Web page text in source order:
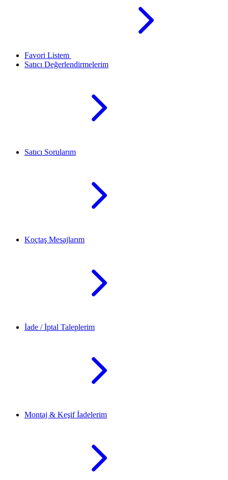
Favori Listem
Satıcı Değerlendirmelerim
Satıcı Sorularım
Koçtaş Mesajlarım
İade / İptal Taleplerim
Montaj & Keşif İadelerim